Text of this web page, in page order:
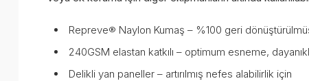
Repreve® Naylon Kumaş – %100 geri
240GSM elastan katkılı – optimum esneme,
Delikli yan paneller – artırılmış nefes alabilirlik için